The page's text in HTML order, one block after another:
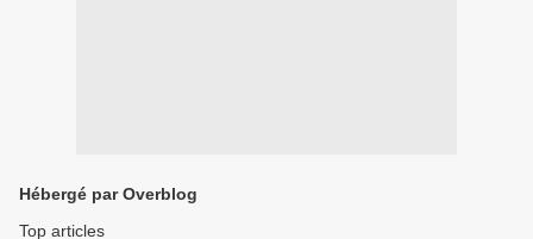
Hébergé par Overblog
Top articles